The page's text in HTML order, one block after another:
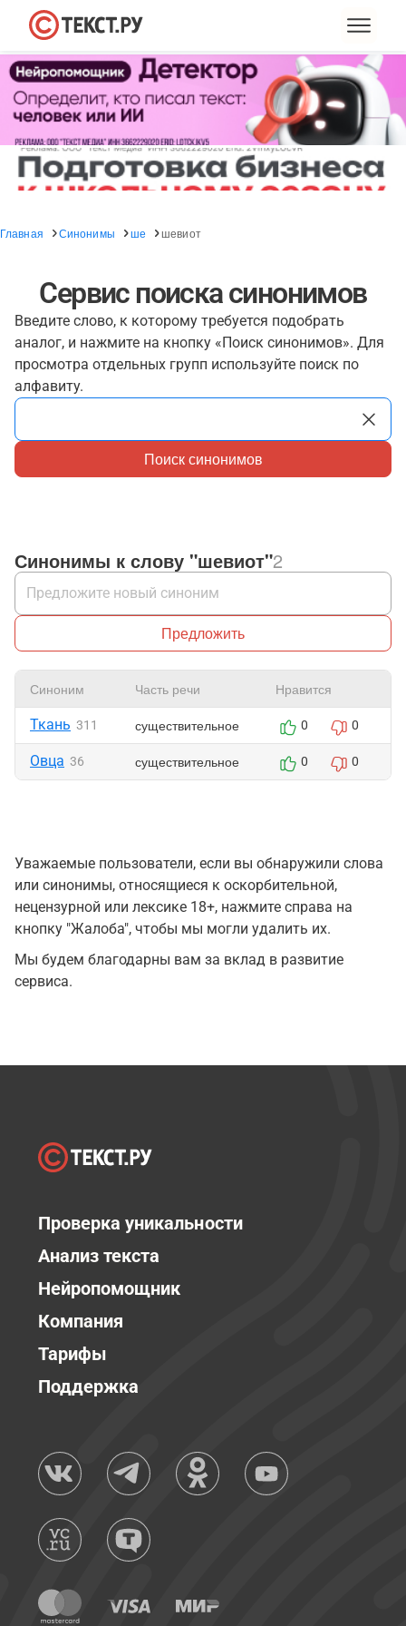
Главная Синонимы ше шевиот
Сервис поиска синонимов
Введите слово, к которому требуется подобрать
аналог, и нажмите на кнопку «Поиск синонимов». Для
просмотра отдельных групп используйте поиск по
алфавиту.
Поиск синонимов
Синонимы к слову "шевиот"2
Предложить
Синоним Часть речи Нравится
Ткань 311 существительное 0 0
Овца 36 существительное 0 0
Уважаемые пользователи, если вы обнаружили слова
или синонимы, относящиеся к оскорбительной,
нецензурной или лексике 18+, нажмите справа на
кнопку "Жалоба", чтобы мы могли удалить их.
Мы будем благодарны вам за вклад в развитие
сервиса.
Проверка уникальности
Анализ текста
Нейропомощник
Компания
Тарифы
Поддержка